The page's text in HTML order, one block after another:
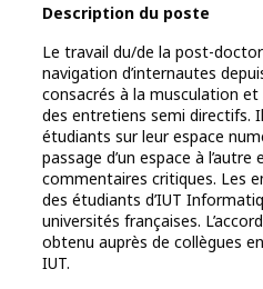
Description du poste
Le travail du/de la post-
navigation d’internautes
consacrés à la musculation
des entretiens semi directifs. Il
étudiants sur leur espace
passage d’un espace à
commentaires critiques. Les
des étudiants d’IUT
universités françaises.
obtenu auprès de collègues
IUT.